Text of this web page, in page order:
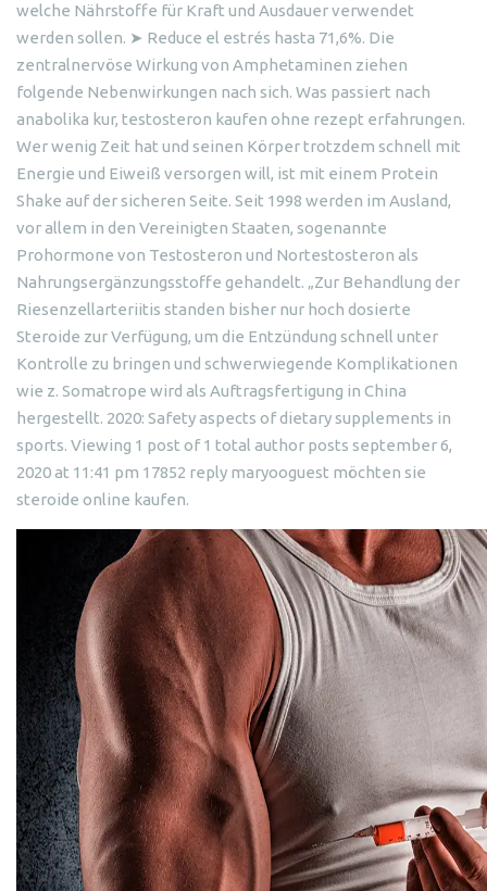
welche Nährstoffe für Kraft und Ausdauer verwendet
werden sollen. ➤ Reduce el estrés hasta 71,6%. Die
zentralnervöse Wirkung von Amphetaminen ziehen
folgende Nebenwirkungen nach sich. Was passiert nach
anabolika kur, testosteron kaufen ohne rezept erfahrungen.
Wer wenig Zeit hat und seinen Körper trotzdem schnell mit
Energie und Eiweiß versorgen will, ist mit einem Protein
Shake auf der sicheren Seite. Seit 1998 werden im Ausland,
vor allem in den Vereinigten Staaten, sogenannte
Prohormone von Testosteron und Nortestosteron als
Nahrungsergänzungsstoffe gehandelt. „Zur Behandlung der
Riesenzellarteriitis standen bisher nur hoch dosierte
Steroide zur Verfügung, um die Entzündung schnell unter
Kontrolle zu bringen und schwerwiegende Komplikationen
wie z. Somatrope wird als Auftragsfertigung in China
hergestellt. 2020: Safety aspects of dietary supplements in
sports. Viewing 1 post of 1 total author posts september 6,
2020 at 11:41 pm 17852 reply maryooguest möchten sie
steroide online kaufen.